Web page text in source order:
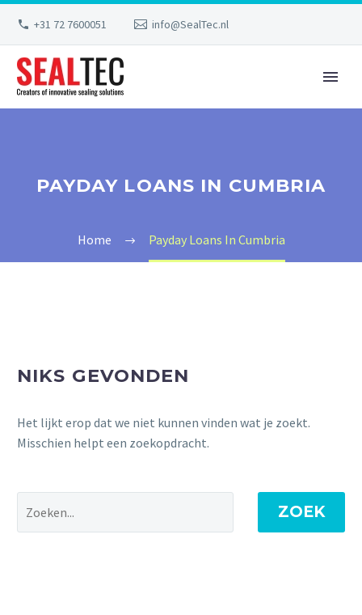
+31 72 7600051 info@SealTec.nl
PAYDAY LOANS IN CUMBRIA
Home Payday Loans In Cumbria
NIKS GEVONDEN
Het lijkt erop dat we niet kunnen vinden wat je zoekt.
Misschien helpt een zoekopdracht.
ZOEK